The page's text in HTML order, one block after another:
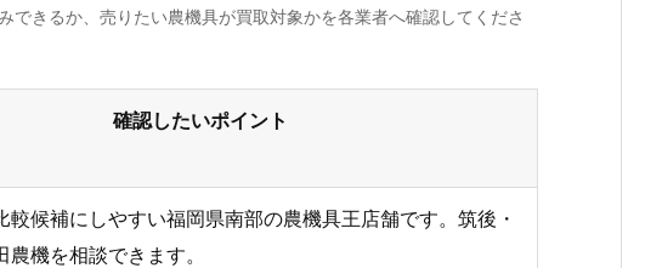
きるか、売りたい農機具が買取対象かを各業者へ確認してくださ
確認したいポイント
較候補にしやすい福岡県南部の農機具王店舗です。筑後・
機を相談できます。